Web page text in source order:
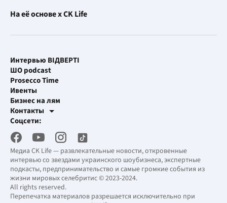
На её основе x CK Life
Медиа CK Life — развлекательные новости, откровенные
интервью со звездами украинского шоубизнеса, экспертные
подкасты, предпринимательство и самые громкие события из
жизни мировых селебритис © 2023-2024.
All rights reserved.
Перепечатка материалов разрешается исключительно при
Интервью ВІДВЕРТІ
ШО podcast
Prosecco Time
Ивенты
Бизнес на лям
Контакты
Рекламные интеграции
Рабочая почта
Соцсети: